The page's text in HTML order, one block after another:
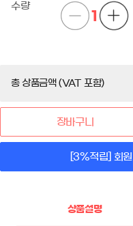
수량
1
총 상품금액 (VAT 포함)
장바구니
[3%적립] 회
상품설명